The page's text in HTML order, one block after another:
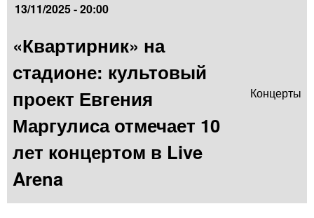
13/11/2025 - 20:00
«Квартирник» на
стадионе: культовый
проект Евгения
Маргулиса отмечает 10
лет концертом в Live
Arena
Концерты